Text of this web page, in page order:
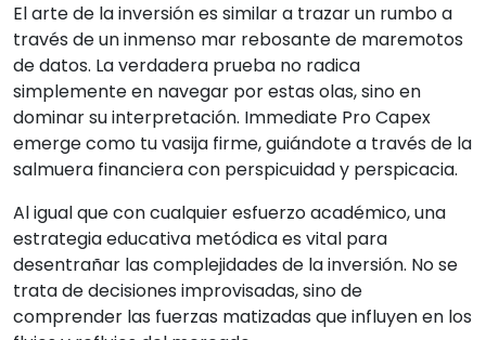
El arte de la inversión es similar a trazar un rumbo a
través de un inmenso mar rebosante de maremotos
de datos. La verdadera prueba no radica
simplemente en navegar por estas olas, sino en
dominar su interpretación. Immediate Pro Capex
emerge como tu vasija firme, guiándote a través de la
salmuera financiera con perspicuidad y perspicacia.
Al igual que con cualquier esfuerzo académico, una
estrategia educativa metódica es vital para
desentrañar las complejidades de la inversión. No se
trata de decisiones improvisadas, sino de
comprender las fuerzas matizadas que influyen en los